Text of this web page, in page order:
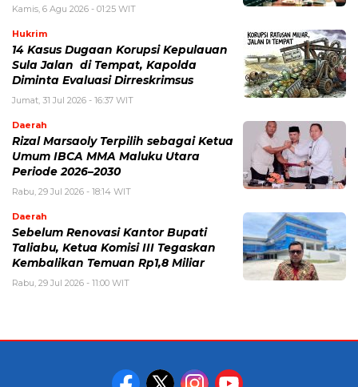
Kamis, 6 Agu 2026 - 01:25 WIT
Hukrim
14 Kasus Dugaan Korupsi Kepulauan
Sula Jalan di Tempat, Kapolda
Diminta Evaluasi Dirreskrimsus
Jumat, 31 Jul 2026 - 16:37 WIT
Daerah
Rizal Marsaoly Terpilih sebagai Ketua
Umum IBCA MMA Maluku Utara
Periode 2026–2030
Rabu, 29 Jul 2026 - 18:14 WIT
Daerah
Sebelum Renovasi Kantor Bupati
Taliabu, Ketua Komisi III Tegaskan
Kembalikan Temuan Rp1,8 Miliar
Rabu, 29 Jul 2026 - 11:00 WIT